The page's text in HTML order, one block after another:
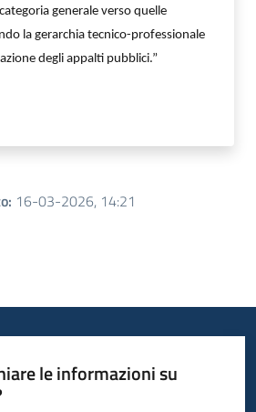
generale verso quelle
la gerarchia tecnico-professionale
degli appalti pubblici.”
: 16-03-2026, 14:21
le informazioni su